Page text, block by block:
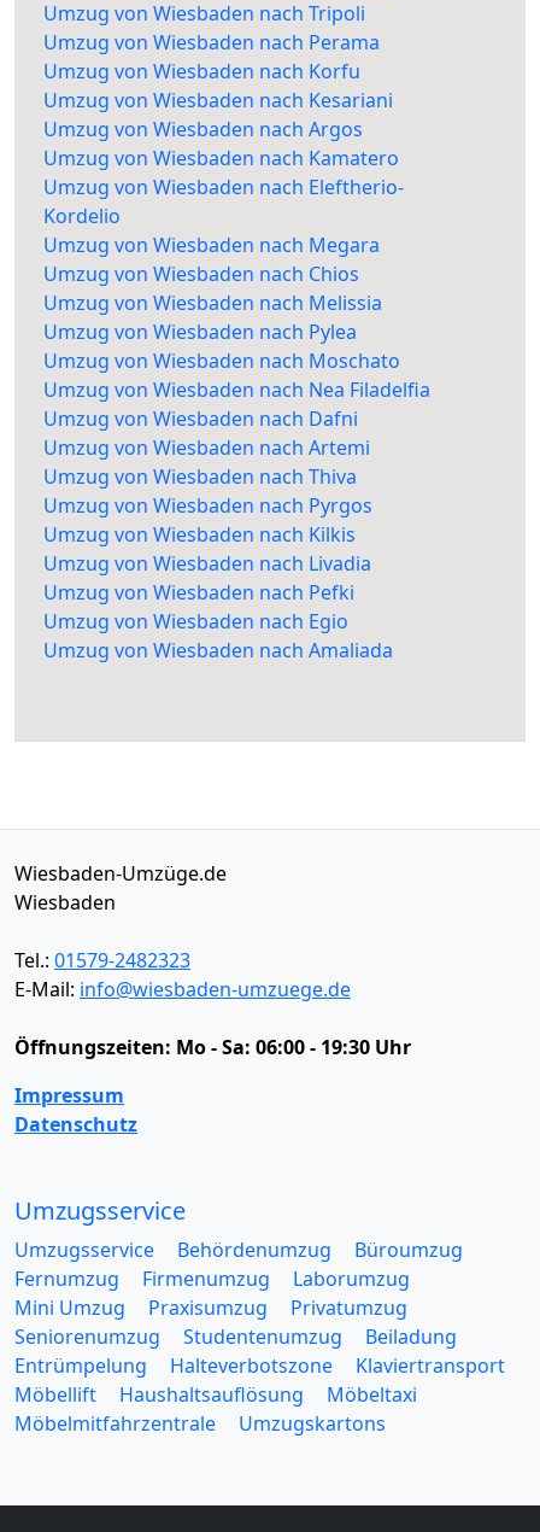
Umzug von Wiesbaden nach Tripoli
Umzug von Wiesbaden nach Perama
Umzug von Wiesbaden nach Korfu
Umzug von Wiesbaden nach Kesariani
Umzug von Wiesbaden nach Argos
Umzug von Wiesbaden nach Kamatero
Umzug von Wiesbaden nach Eleftherio-
Kordelio
Umzug von Wiesbaden nach Megara
Umzug von Wiesbaden nach Chios
Umzug von Wiesbaden nach Melissia
Umzug von Wiesbaden nach Pylea
Umzug von Wiesbaden nach Moschato
Umzug von Wiesbaden nach Nea Filadelfia
Umzug von Wiesbaden nach Dafni
Umzug von Wiesbaden nach Artemi
Umzug von Wiesbaden nach Thiva
Umzug von Wiesbaden nach Pyrgos
Umzug von Wiesbaden nach Kilkis
Umzug von Wiesbaden nach Livadia
Umzug von Wiesbaden nach Pefki
Umzug von Wiesbaden nach Egio
Umzug von Wiesbaden nach Amaliada
Wiesbaden-Umzüge.de
Wiesbaden
Tel.: 01579-2482323
E-Mail: info@wiesbaden-umzuege.de
Öffnungszeiten: Mo - Sa: 06:00 - 19:30 Uhr
Impressum
Datenschutz
Umzugsservice
Umzugsservice Behördenumzug
Büroumzug
Fernumzug
Firmenumzug
Laborumzug
Mini Umzug
Praxisumzug
Privatumzug
Seniorenumzug
Studentenumzug
Beiladung
Entrümpelung
Halteverbotszone
Klaviertransport
Möbellift
Haushaltsauflösung
Möbeltaxi
Möbelmitfahrzentrale
Umzugskartons